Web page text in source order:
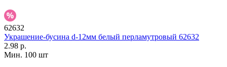
62632
Украшение-бусина d-12мм белый перламутровый 62632
2.98 р.
Мин. 100 шт